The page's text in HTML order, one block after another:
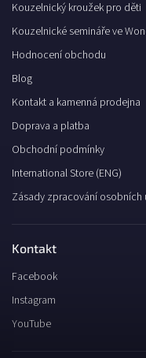
Kouzelnický kroužek pro děti
Kouzelnické semináře ve
Hodnocení obchodu
Blog
Kontakt a kamenná prodejna
Doprava a platba
Obchodní podmínky
International Store (ENG)
Zásady zpracování osobních
Kontakt
Facebook
Instagram
YouTube